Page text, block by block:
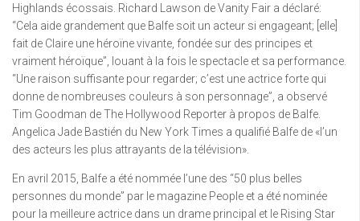
Highlands écossais. Richard Lawson de Vanity Fair a déclaré:
“Cela aide grandement que Balfe soit un acteur si engageant; [elle]
fait de Claire une héroïne vivante, fondée sur des principes et
vraiment héroïque”, louant à la fois le spectacle et sa performance.
“Une raison suffisante pour regarder; c’est une actrice forte qui
donne de nombreuses couleurs à son personnage”, a observé
Tim Goodman de The Hollywood Reporter à propos de Balfe.
Angelica Jade Bastién du New York Times a qualifié Balfe de «l’un
des acteurs les plus attrayants de la télévision».
En avril 2015, Balfe a été nommée l’une des “50 plus belles
personnes du monde” par le magazine People et a été nominée
pour la meilleure actrice dans un drame principal et le Rising Star